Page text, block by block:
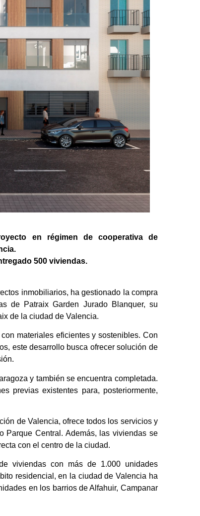
en régimen de cooperativa de
500 viviendas.
inmobiliarios, ha gestionado la compra
de Patraix Garden Jurado Blanquer, su
de la ciudad de Valencia.
materiales eficientes y sostenibles. Con
este desarrollo busca ofrecer solución de
y también se encuentra completada.
previas existentes para, posteriormente,
de Valencia, ofrece todos los servicios y
Parque Central. Además, las viviendas se
con el centro de la ciudad.
viviendas con más de 1.000 unidades
residencial, en la ciudad de Valencia ha
en los barrios de Alfahuir, Campanar